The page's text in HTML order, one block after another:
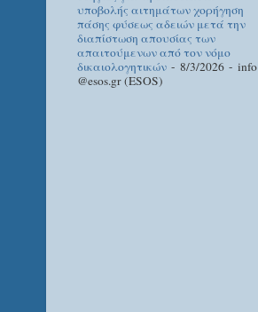
υποβολής αιτημάτων χορήγηση
πάσης φύσεως αδειών μετά την
διαπίστωση απουσίας των
απαιτούμενων από τον νόμο
δικαιολογητικών - 8/3/2026 - info
@esos.gr (ESOS)